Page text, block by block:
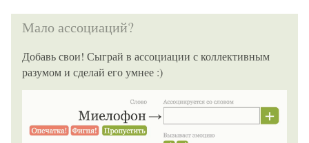
Мало ассоциаций?
Добавь свои! Сыграй в ассоциации с коллективным
разумом и сделай его умнее :)